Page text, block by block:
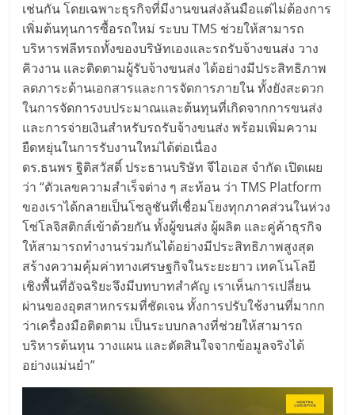
เช่นกัน โดยเฉพาะธุรกิจที่มีงานขนส่งล้นมือแต่ไม่ต้องการ
เพิ่มต้นทุนการซื้อรถใหม่ ระบบ TMS ช่วยให้สามารถ
บริหารฟลีทรถทั้งของบริษัทเองและรถรับจ้างขนส่ง วาง
คิวงาน และติดตามผู้รับจ้างขนส่ง ได้อย่างมีประสิทธิภาพ
ลดภาระด้านเอกสารและการจัดการภายใน ทั้งยังสะดวก
ในการจัดการงบประมาณและต้นทุนที่เกิดจากการขนส่ง
และการจ่ายเงินสำหรับรถรับจ้างขนส่ง พร้อมเพิ่มความ
ยืดหยุ่นในการรับงานใหม่ได้ต่อเนื่อง
ดร.ธนพร ฐิติสวัสดิ์ ประธานบริษัท จีไอเอส จำกัด เปิดเผย
ว่า “ตัวเลขความสำเร็จต่าง ๆ สะท้อน ว่า TMS Platform
ของเราได้กลายเป็นโซลูชันที่เชื่อมโยงทุกภาคส่วนในห่วง
โซ่โลจิสติกส์เข้าด้วยกัน ทั้งผู้ขนส่ง ผู้ผลิต และคู่ค้าธุรกิจ
ให้สามารถทำงานร่วมกันได้อย่างมีประสิทธิภาพสูงสุด
สร้างความคุ้มค่าทางเศรษฐกิจในระยะยาว เทคโนโลยี
เชิงพื้นที่อัจฉริยะจึงมีบทบาทสำคัญ เราเห็นการเปลี่ยน
ผ่านของอุตสาหกรรมที่ชัดเจน ทั้งการปรับใช้งานที่มากก
ว่าเครื่องมือติดตาม เป็นระบบกลางที่ช่วยให้สามารถ
บริหารต้นทุน วางแผน และตัดสินใจจากข้อมูลจริงได้
อย่างแม่นยำ”